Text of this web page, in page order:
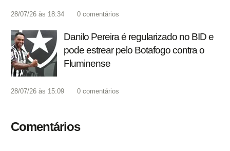
28/07/26 às 18:34 0 comentários
Danilo Pereira é regularizado no BID e
pode estrear pelo Botafogo contra o
Fluminense
28/07/26 às 15:09 0 comentários
Comentários